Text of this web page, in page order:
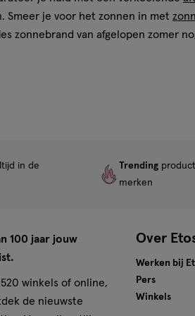
Smeer je voor het zonnen in met
zonnebrand van afgelopen zomer
in de
Trending
merken
100 jaar jouw
winkels of online,
de nieuwste
Over
Werken bij
Pers
Winkels